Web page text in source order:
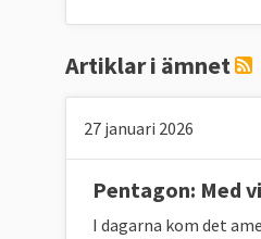
Artiklar i ämnet
27 januari 2026
Pentagon: Med
I dagarna kom det